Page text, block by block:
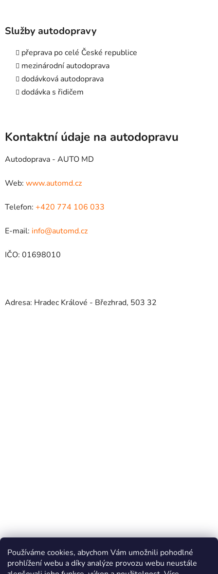
Používáme cookies, abychom Vám umožnili pohodlné
prohlížení webu a díky analýze provozu webu neustále
Služby autodopravy
přeprava po celé České republice
mezinárodní autodoprava
dodávková autodoprava
dodávka s řidičem
Kontaktní údaje na autodopravu
Autodoprava - AUTO MD
Web: www.automd.cz
Telefon: +420 774 106 033
E-mail: info@automd.cz
IČO: 01698010
Adresa: Hradec Králové - Březhrad, 503 32